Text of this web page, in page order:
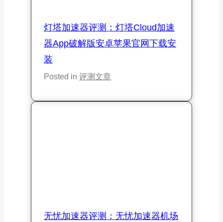
灯塔加速器评测：灯塔Cloud加速
器App破解版安卓苹果官网下载安
装
Posted in 评测文章
无忧加速器评测：无忧加速器机场